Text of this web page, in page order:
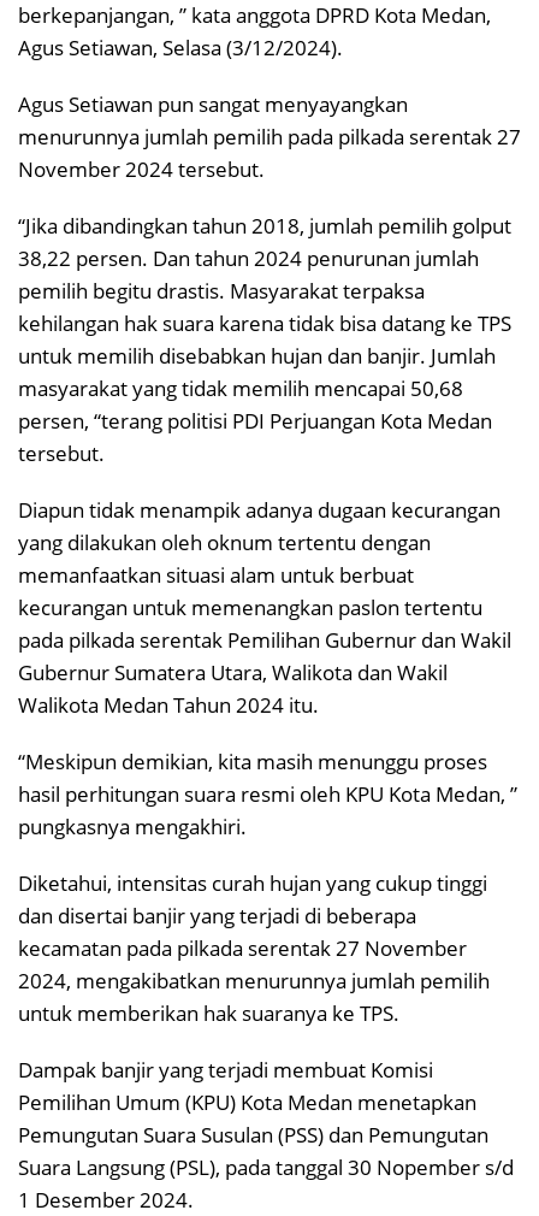
berkepanjangan, ” kata anggota DPRD Kota Medan,
Agus Setiawan, Selasa (3/12/2024).
Agus Setiawan pun sangat menyayangkan
menurunnya jumlah pemilih pada pilkada serentak 27
November 2024 tersebut.
“Jika dibandingkan tahun 2018, jumlah pemilih golput
38,22 persen. Dan tahun 2024 penurunan jumlah
pemilih begitu drastis. Masyarakat terpaksa
kehilangan hak suara karena tidak bisa datang ke TPS
untuk memilih disebabkan hujan dan banjir. Jumlah
masyarakat yang tidak memilih mencapai 50,68
persen, “terang politisi PDI Perjuangan Kota Medan
tersebut.
Diapun tidak menampik adanya dugaan kecurangan
yang dilakukan oleh oknum tertentu dengan
memanfaatkan situasi alam untuk berbuat
kecurangan untuk memenangkan paslon tertentu
pada pilkada serentak Pemilihan Gubernur dan Wakil
Gubernur Sumatera Utara, Walikota dan Wakil
Walikota Medan Tahun 2024 itu.
“Meskipun demikian, kita masih menunggu proses
hasil perhitungan suara resmi oleh KPU Kota Medan, ”
pungkasnya mengakhiri.
Diketahui, intensitas curah hujan yang cukup tinggi
dan disertai banjir yang terjadi di beberapa
kecamatan pada pilkada serentak 27 November
2024, mengakibatkan menurunnya jumlah pemilih
untuk memberikan hak suaranya ke TPS.
Dampak banjir yang terjadi membuat Komisi
Pemilihan Umum (KPU) Kota Medan menetapkan
Pemungutan Suara Susulan (PSS) dan Pemungutan
Suara Langsung (PSL), pada tanggal 30 Nopember s/d
1 Desember 2024.